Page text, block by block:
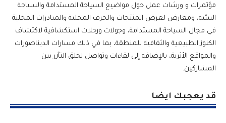
مؤتمرات و ورشات عمل حول مواضيع السياحة المستدامة والسياحة
البيئية، ومعارض لعرض المنتجات والحرف المحلية والمبادرات المحلية
في مجال السياحة المستدامة، وجولات ورحلات استكشافية لاكتشاف
الكنوز الطبيعية والثقافية للمنطقة، بما في ذلك مسارات الديناصورات
والمواقع الأثرية، بالإضافة إلى لقاءات وتواصل لخلق التآزر بين
المشاركين.
قد يعجبك ايضا